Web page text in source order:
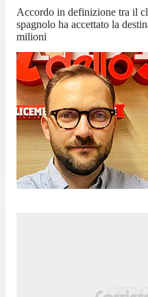
Accordo in definizione tra il
spagnolo ha accettato la
milioni